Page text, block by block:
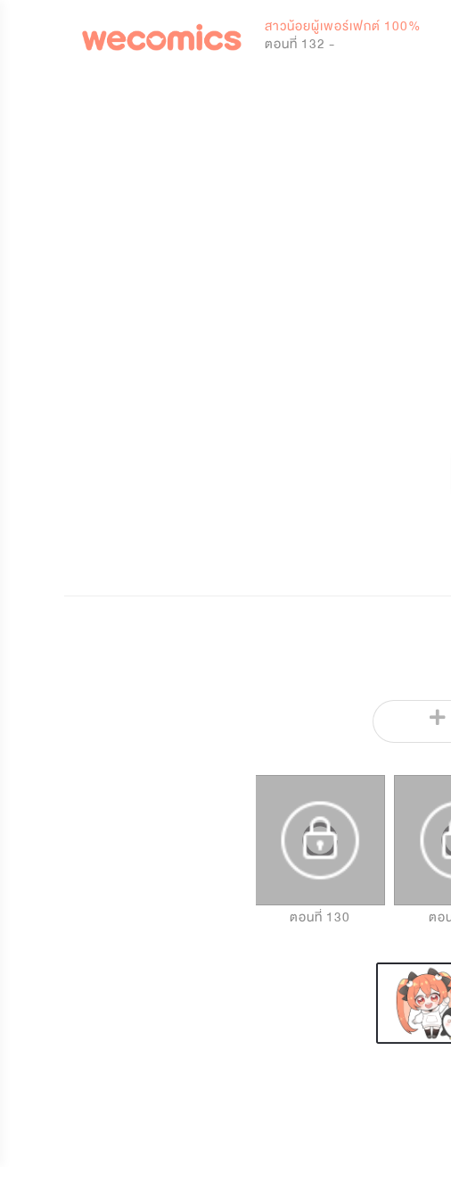
สาวน้อยผู้เพอร์เฟกต์ 100%
ตอนที่ 132 -
ตอนที่ 130 ตอ